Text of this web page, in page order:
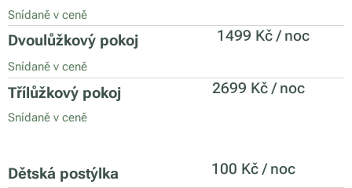
Snídaně v ceně
Dvoulůžkový pokoj
Snídaně v ceně
1499 Kč / noc
Třílůžkový pokoj
Snídaně v ceně
2699 Kč / noc
Dětská postýlka
100 Kč / noc